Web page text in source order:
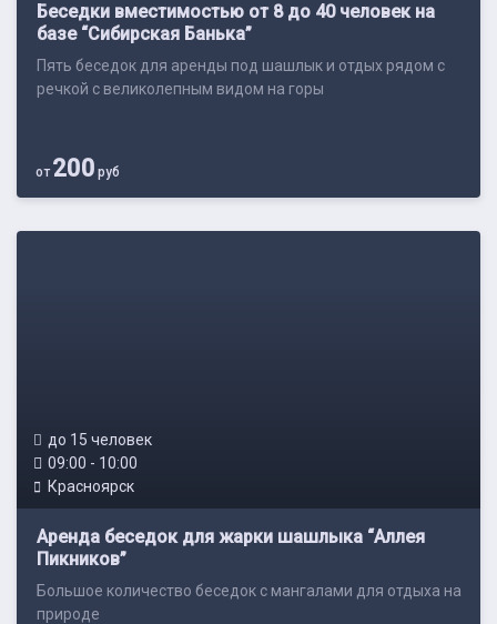
Беседки вместимостью от 8 до 40 человек на
базе “Сибирская Банька”
Пять беседок для аренды под шашлык и отдых рядом с
речкой с великолепным видом на горы
от200 руб
до 15 человек
09:00 - 10:00
Красноярск
Аренда беседок для жарки шашлыка “Аллея
Пикников”
Большое количество беседок с мангалами для отдыха на
природе